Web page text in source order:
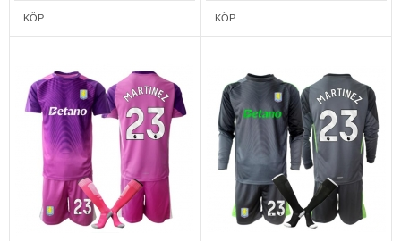
KÖP KÖP